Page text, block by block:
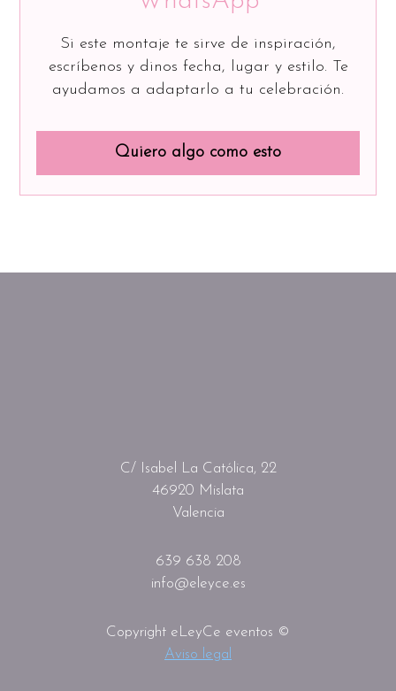
Si este montaje te sirve de inspiración,
escríbenos y dinos fecha, lugar y estilo. Te
ayudamos a adaptarlo a tu celebración.
Quiero algo como esto
C/ Isabel La Católica, 22
46920 Mislata
Valencia
639 638 208
info@eleyce.es
Copyright eLeyCe eventos ©
Aviso legal